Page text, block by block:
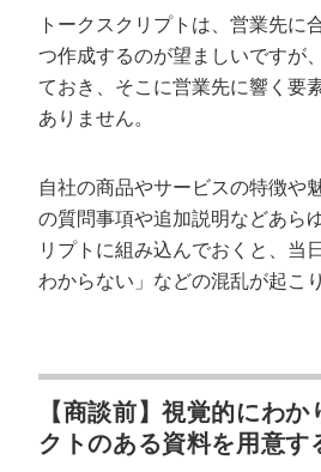
トークスクリプトは、営業先に
つ作成するのが望ましいですが
ておき、そこに営業先に響く要
ありません。
自社の商品やサービスの特徴や
の質問事項や追加説明などあら
リプトに組み込んでおくと、当
わからない」などの混乱が起こ
【商談前】視覚的にわ
クトのある資料を用意す